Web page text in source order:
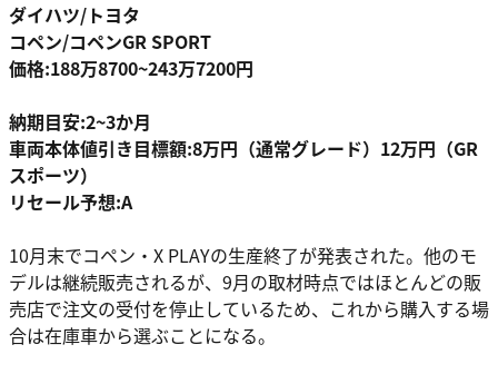
ダイハツ/トヨタ
コペン/コペンGR SPORT
価格:188万8700~243万7200円
納期目安:2~3か月
車両本体値引き目標額:8万円（通常グレード）12万円（GR
スポーツ）
リセール予想:A
10月末でコペン・X PLAYの生産終了が発表された。他のモ
デルは継続販売されるが、9月の取材時点ではほとんどの販
売店で注文の受付を停止しているため、これから購入する場
合は在庫車から選ぶことになる。